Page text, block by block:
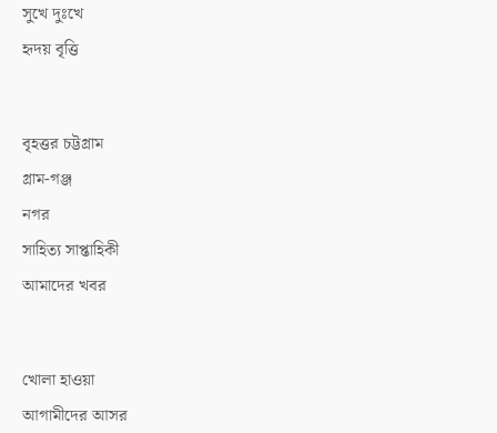
সুখে দুঃখে
হৃদয় বৃত্তি
বৃহত্তর চট্টগ্রাম
গ্রাম-গঞ্জ
নগর
সাহিত্য সাপ্তাহিকী
আমাদের খবর
খোলা হাওয়া
আগামীদের আসর